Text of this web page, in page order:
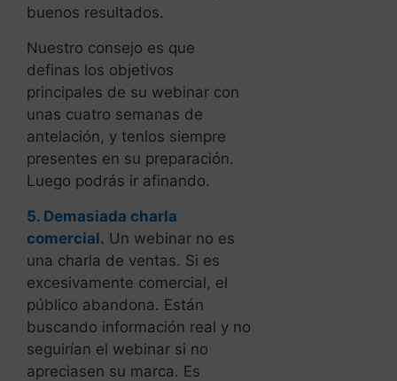
buenos resultados.
Nuestro consejo es que
definas los objetivos
principales de su webinar con
unas cuatro semanas de
antelación, y tenlos siempre
presentes en su preparación.
Luego podrás ir afinando.
5. Demasiada charla
comercial. Un webinar no es
una charla de ventas. Si es
excesivamente comercial, el
público abandona. Están
buscando información real y no
seguirían el webinar si no
apreciasen su marca. Es